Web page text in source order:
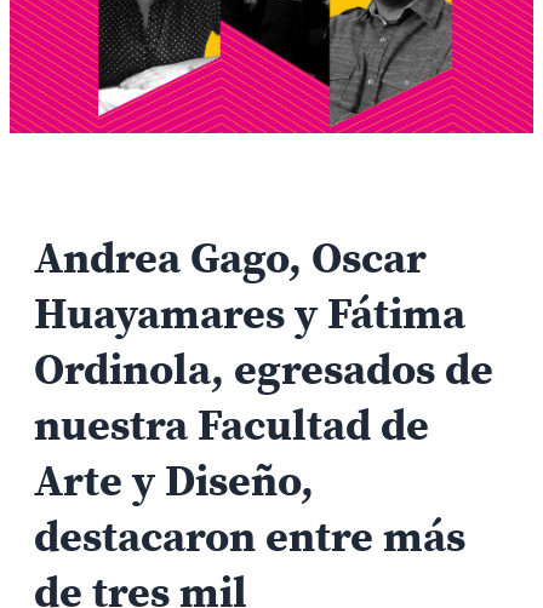
Andrea Gago, Oscar
Huayamares y Fátima
Ordinola, egresados de
nuestra Facultad de
Arte y Diseño,
destacaron entre más
de tres mil